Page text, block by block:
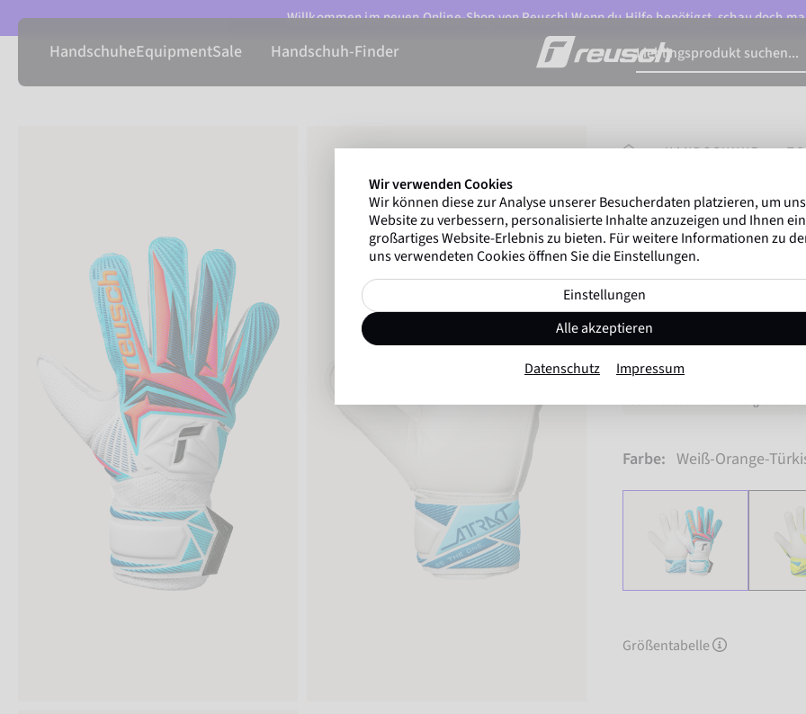
Willkommen im neuen Online-Shop von Reusch! Wenn du Hilfe benötigst, schau doch
HandschuheEquipmentSale Handschuh-Finder
STARTSEITEHANDSCHUHE
Gregor Kobel
ersten nationalen Ligen
Attrakt Solid
Artikel-Nr. 5672515
Farbe: Weiß-Orange-
Größentabelle
Wir verwenden Cookies
Wir können diese zur Analyse unserer Besucherdaten platzieren, um
Website zu verbessern, personalisierte Inhalte anzuzeigen und Ihnen ein
großartiges Website-Erlebnis zu bieten. Für weitere Informationen zu
uns verwendeten Cookies öffnen Sie die Einstellungen.
Einstellungen
Alle akzeptieren
Datenschutz Impressum